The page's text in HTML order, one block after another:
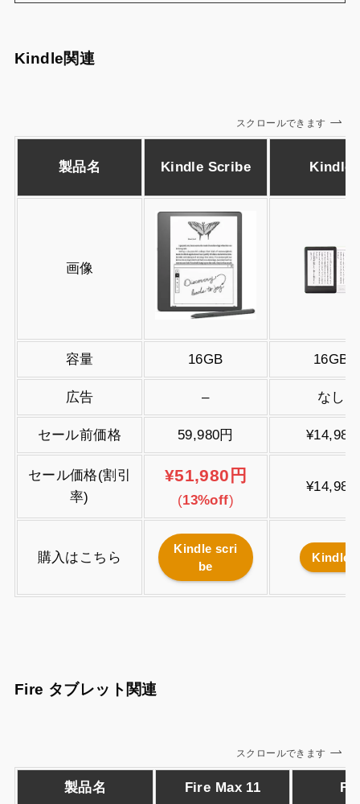
Kindle関連
スクロールできます
製品名 Kindle Scribe Kindle
画像
容量 16GB 16GB
広告 – なし
セール前価格 59,980円 ¥14,980
セール価格(割引
率)
¥51,980円
(13%off)
¥14,980
購入はこちら
Kindle scri
be
Kindle
Fire タブレット関連
スクロールできます
製品名 Fire Max 11